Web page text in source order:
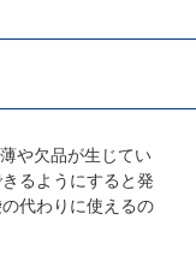
や欠品が生じてい
るようにすると発
代わりに使えるの